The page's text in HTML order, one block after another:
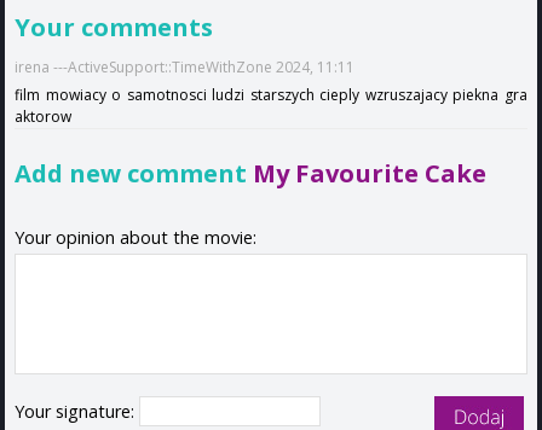
Your comments
irena ---ActiveSupport::TimeWithZone 2024, 11:11
film mowiacy o samotnosci ludzi starszych cieply wzruszajacy piekna gra
aktorow
Add new comment My Favourite Cake
Your opinion about the movie:
Your signature: